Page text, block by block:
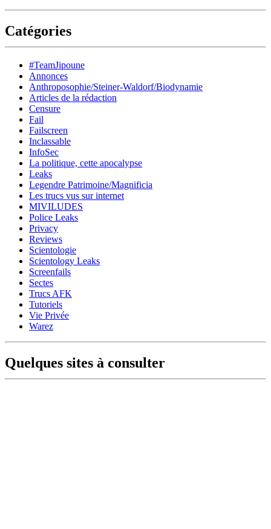
Catégories
#TeamJipoune
Annonces
Anthroposophie/Steiner-Waldorf/Biodynamie
Articles de la rédaction
Censure
Fail
Failscreen
Inclassable
InfoSec
La politique, cette apocalypse
Leaks
Legendre Patrimoine/Magnificia
Les trucs vus sur internet
MIVILUDES
Police Leaks
Privacy
Reviews
Scientologie
Scientology Leaks
Screenfails
Sectes
Trucs AFK
Tutoriels
Vie Privée
Warez
Quelques sites à consulter